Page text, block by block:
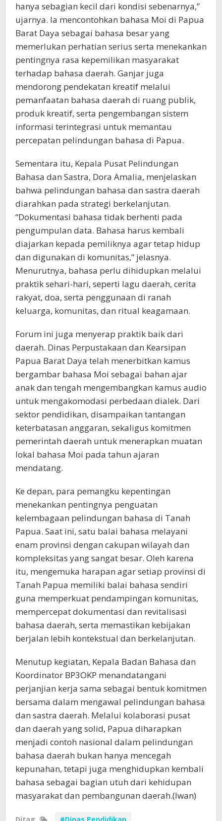
hanya sebagian kecil dari kondisi sebenarnya,”
ujarnya. Ia mencontohkan bahasa Moi di Papua
Barat Daya sebagai bahasa besar yang
memerlukan perhatian serius serta menekankan
pentingnya rasa kepemilikan masyarakat
terhadap bahasa daerah. Ganjar juga
mendorong pendekatan kreatif melalui
pemanfaatan bahasa daerah di ruang publik,
produk kreatif, serta pengembangan sistem
informasi terintegrasi untuk memantau
percepatan pelindungan bahasa di Papua.
Sementara itu, Kepala Pusat Pelindungan
Bahasa dan Sastra, Dora Amalia, menjelaskan
bahwa pelindungan bahasa dan sastra daerah
diarahkan pada strategi berkelanjutan.
“Dokumentasi bahasa tidak berhenti pada
pengumpulan data. Bahasa harus kembali
diajarkan kepada pemiliknya agar tetap hidup
dan digunakan di komunitas,” jelasnya.
Menurutnya, bahasa perlu dihidupkan melalui
praktik sehari-hari, seperti lagu daerah, cerita
rakyat, doa, serta penggunaan di ranah
keluarga, komunitas, dan ritual keagamaan.
Forum ini juga menyerap praktik baik dari
daerah. Dinas Perpustakaan dan Kearsipan
Papua Barat Daya telah menerbitkan kamus
bergambar bahasa Moi sebagai bahan ajar
anak dan tengah mengembangkan kamus audio
untuk mengakomodasi perbedaan dialek. Dari
sektor pendidikan, disampaikan tantangan
keterbatasan anggaran, sekaligus komitmen
pemerintah daerah untuk menerapkan muatan
lokal bahasa Moi pada tahun ajaran
mendatang.
Ke depan, para pemangku kepentingan
menekankan pentingnya penguatan
kelembagaan pelindungan bahasa di Tanah
Papua. Saat ini, satu balai bahasa melayani
enam provinsi dengan cakupan wilayah dan
kompleksitas yang sangat besar. Oleh karena
itu, mengemuka harapan agar setiap provinsi di
Tanah Papua memiliki balai bahasa sendiri
guna memperkuat pendampingan komunitas,
mempercepat dokumentasi dan revitalisasi
bahasa daerah, serta memastikan kebijakan
berjalan lebih kontekstual dan berkelanjutan.
Menutup kegiatan, Kepala Badan Bahasa dan
Koordinator BP3OKP menandatangani
perjanjian kerja sama sebagai bentuk komitmen
bersama dalam mengawal pelindungan bahasa
dan sastra daerah. Melalui kolaborasi pusat
dan daerah yang solid, Papua diharapkan
menjadi contoh nasional dalam pelindungan
bahasa daerah bukan hanya mencegah
kepunahan, tetapi juga menghidupkan kembali
bahasa sebagai bagian utuh dari kehidupan
masyarakat dan pembangunan daerah.(Iwan)